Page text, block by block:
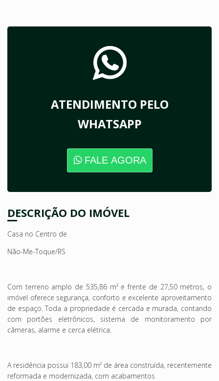
ATENDIMENTO PELO
WHATSAPP
FALE AGORA
DESCRIÇÃO DO IMÓVEL
Casa no Centro de
Não-Me-Toque/RS
Com terreno amplo de 535,86 m²e frente de 27,50 metros, o
imóvel oferece segurança, conforto e excelente aproveitamento
de espaço. Toda a propriedade é cercada e murada, contando
com portões eletrônicos, sistema de monitoramento por
câmeras, alarme e cerca elétrica.
A residência possui 183,00 m² de área construída, recentemente
reformada e modernizada, com acabamentos